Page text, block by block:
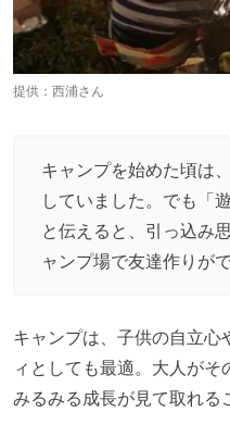
提供：西浦さん
キャンプを始めた頃は
していました。でも「
と伝えると、引っ込み
ャンプ場で友達作りが
キャンプは、子供の自立
ィとしても最適。大人がそ
みるみる成長が見て取れる